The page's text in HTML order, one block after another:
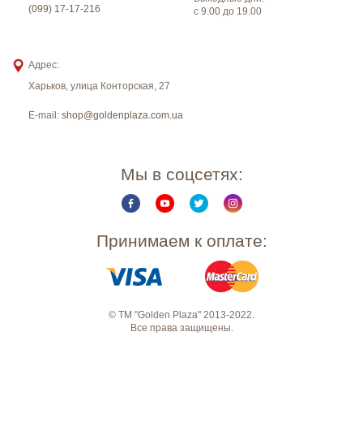
(099) 17-17-216
с 9.00 до 19.00
Адрес:
Харьков, улица Конторская, 27
E-mail: shop@goldenplaza.com.ua
Мы в соцсетях:
Принимаем к оплате:
© ТМ "Golden Plaza" 2013-2022.
Все права защищены.